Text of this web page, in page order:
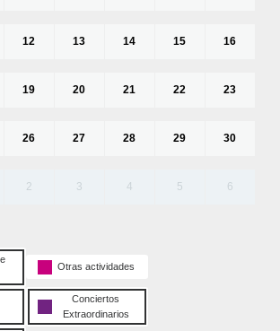
12 13 14 15 16
19 20 21 22 23
26 27 28 29 30
2 3 4 5 6
Otras actividades
Conciertos
Extraordinarios